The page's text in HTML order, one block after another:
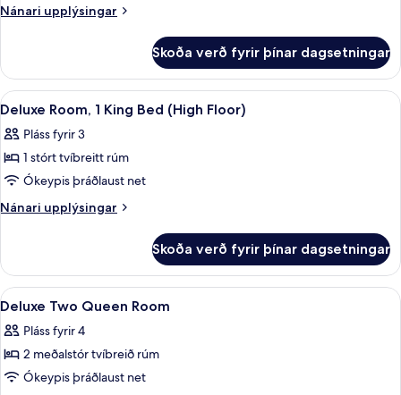
Nánari upplýsingar
Nánari
svíta
(Millennium
Suite)
Skoða verð fyrir þínar dagsetningar
Skoða
allar
myndir
fyrir
Deluxe
Room,
Bed
(High
Floor)
3
Deluxe Room, 1 King Bed (High Floor)
Pláss fyrir 3
1 stórt tvíbreitt rúm
Ókeypis þráðlaust net
Nánari upplýsingar
Nánari
Room,
King
(High
Floor)
Skoða verð fyrir þínar dagsetningar
Skoða
allar
myndir
fyrir
Deluxe
Rúmföt af bestu gerð, rúm með
5
Deluxe Two Queen Room
Pláss fyrir 4
2 meðalstór tvíbreið rúm
Ókeypis þráðlaust net